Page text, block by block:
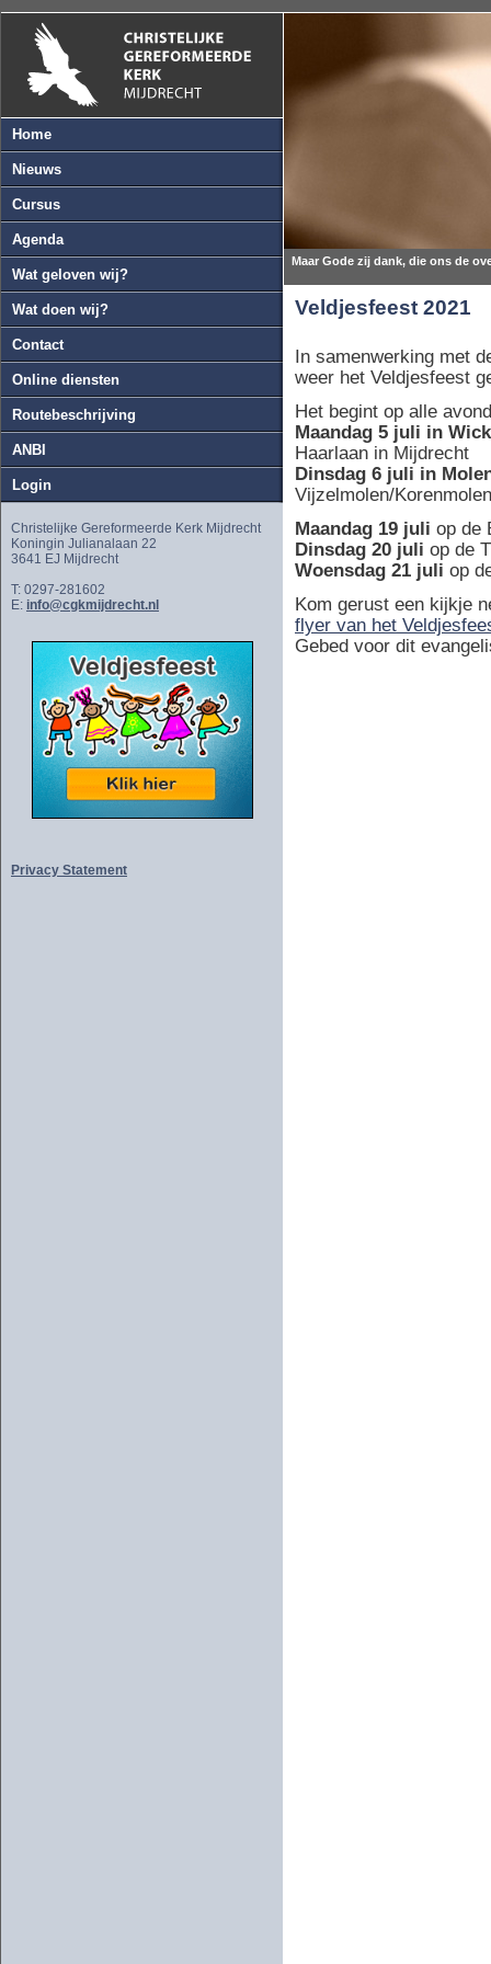
Home
Nieuws
Cursus
Agenda
Wat geloven wij?
Wat doen wij?
Contact
Online diensten
Routebeschrijving
ANBI
Login
Christelijke Gereformeerde Kerk Mijdrecht
Koningin Julianalaan 22
3641 EJ Mijdrecht
T: 0297-281602
E: info@cgkmijdrecht.nl
Privacy Statement
Maar Gode zij dank, die ons de
Veldjesfeest 2021
In samenwerking met
weer het Veldjesfeest
Het begint op alle
Maandag 5 juli in
Haarlaan in Mijdrecht
Dinsdag 6 juli in
Vijzelmolen/
Maandag 19 juli op de
Dinsdag 20 juli op de
Woensdag 21 juli op
Kom gerust een kijkje
flyer van het
Gebed voor dit